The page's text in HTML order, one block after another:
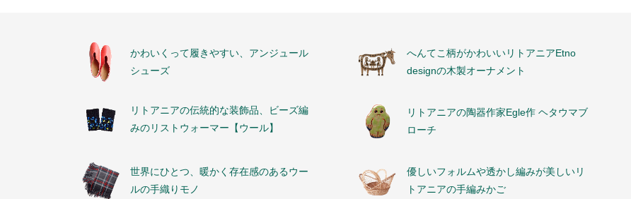
かわいくって履きやすい、アンジュール
シューズ
へんてこ柄がかわいいリトアニアEtno
designの木製オーナメント
リトアニアの伝統的な装飾品、ビーズ編
みのリストウォーマー【ウール】
リトアニアの陶器作家Egle作 ヘタウマブ
ローチ
世界にひとつ、暖かく存在感のあるウー
ルの手織りモノ
優しいフォルムや透かし編みが美しいリ
トアニアの手編みかご